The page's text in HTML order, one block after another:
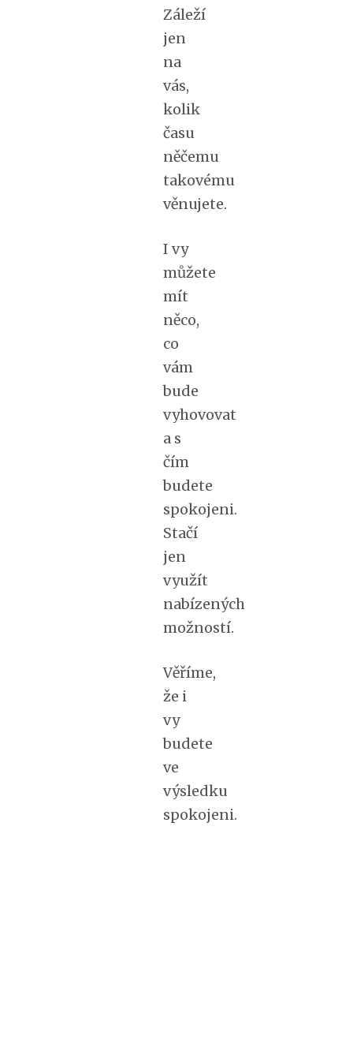
Záleží
jen
na
vás,
kolik
času
něčemu
takovému
věnujete.
I vy
můžete
mít
něco,
co
vám
bude
vyhovovat
a s
čím
budete
spokojeni.
Stačí
jen
využít
nabízených
možností.
Věříme,
že i
vy
budete
ve
výsledku
spokojeni.